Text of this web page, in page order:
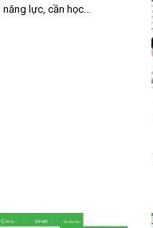
năng lực, cần học…